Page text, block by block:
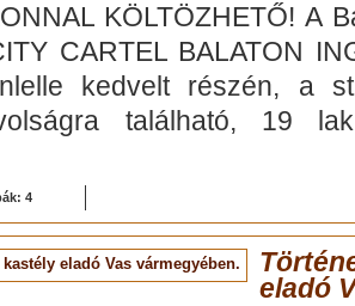
KÖLTÖZHETŐ! A
CARTEL BALATON
kedvelt részén, a
található, 19
4
eladó